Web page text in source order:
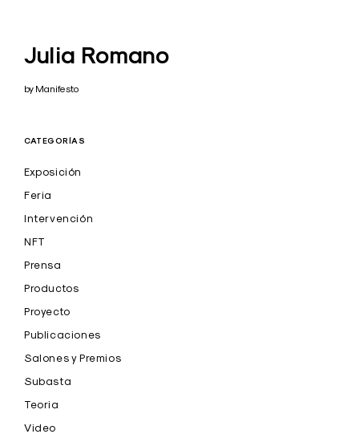
Julia Romano
by Manifesto
CATEGORÍAS
Exposición
Feria
Intervención
NFT
Prensa
Productos
Proyecto
Publicaciones
Salones y Premios
Subasta
Teoria
Video